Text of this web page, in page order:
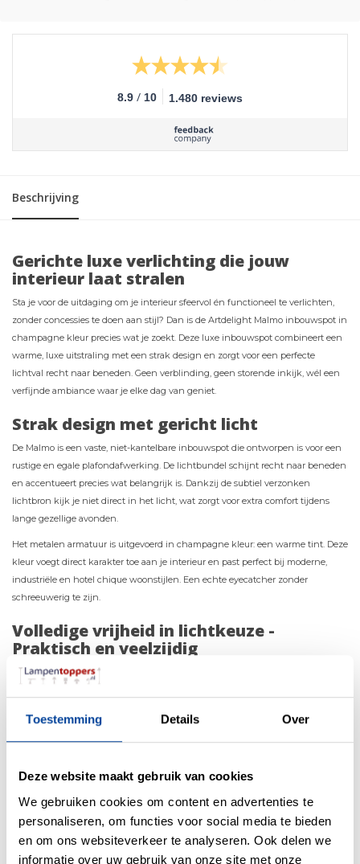
Toestemming Details Over
Deze website maakt gebruik van cookies
We gebruiken cookies om content en advertenties te
personaliseren, om functies voor social media te bieden
en om ons websiteverkeer te analyseren. Ook delen we
informatie over uw gebruik van onze site met onze
8.9 / 10 1.480 reviews
Beschrijving
Gerichte luxe verlichting die jouw
interieur laat stralen
Sta je voor de uitdaging om je interieur sfeervol én functioneel te verlichten,
zonder concessies te doen aan stijl? Dan is de Artdelight Malmo inbouwspot in
champagne kleur precies wat je zoekt. Deze luxe inbouwspot combineert een
warme, luxe uitstraling met een strak design en zorgt voor een perfecte
lichtval recht naar beneden. Geen verblinding, geen storende inkijk, wél een
verfijnde ambiance waar je elke dag van geniet.
Strak design met gericht licht
De Malmo is een vaste, niet-kantelbare inbouwspot die ontworpen is voor een
rustige en egale plafondafwerking. De lichtbundel schijnt recht naar beneden
en accentueert precies wat belangrijk is. Dankzij de subtiel verzonken
lichtbron kijk je niet direct in het licht, wat zorgt voor extra comfort tijdens
lange gezellige avonden.
Het metalen armatuur is uitgevoerd in champagne kleur: een warme tint. Deze
kleur voegt direct karakter toe aan je interieur en past perfect bij moderne,
industriële en hotel chique woonstijlen. Een echte eyecatcher zonder
schreeuwerig te zijn.
Volledige vrijheid in lichtkeuze -
Praktisch en veelzijdig
De Malmo inbouwspot is geschikt voor GU10 (smart) lichtbronnen (
Warm wit licht voor intieme diners
Perfect voor de woonkamer, maar ook ideaal voor keuken, hal of
slaapkamer
Strakke inbouw zonder visuele onrust
Zo groeit dezeMalmo GU10 inbouwspot van Artdelight moeiteloos mee